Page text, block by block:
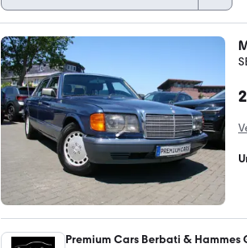
Premium Cars Berbati & Hammes